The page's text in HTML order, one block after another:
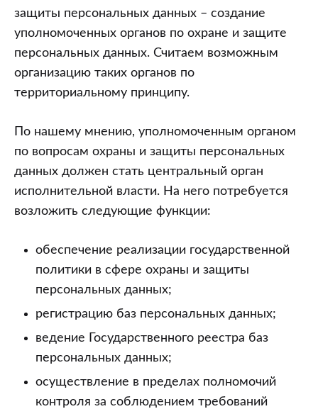
защиты персональных данных – создание
уполномоченных органов по охране и защите
персональных данных. Считаем возможным
организацию таких органов по
территориальному принципу.
По нашему мнению, уполномоченным органом
по вопросам охраны и защиты персональных
данных должен стать центральный орган
исполнительной власти. На него потребуется
возложить следующие функции:
обеспечение реализации государственной
политики в сфере охраны и защиты
персональных данных;
регистрацию баз персональных данных;
ведение Государственного реестра баз
персональных данных;
осуществление в пределах полномочий
контроля за соблюдением требований